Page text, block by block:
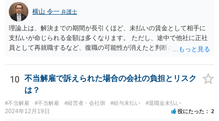
が必要となります。今回のケースのように、一度の会議資料の誤り程
度では、適法な解雇理由として認められることはまずありません。 ま
た、経歴詐称を理由とする解雇が有効になるのは、その詐称が「企業
の採用決定に重大な影響を与えるもの」と考えられています。今回の
ケースでは、過去２年の経歴が「業務委託」か「社員」かという点
は、過去２年間の業務内容自体を左右するものでなく、重大な詐称と
は判断されにくいでしょう。 そのため、いずれの理由も、適法な解雇
理由とすることは出来ないと考えます。 もっとも、上場を控えたベン
チャー企業とのことですし、社内のご事情については、顧問弁護士が
詳しく知るところと推察いたしますので、詳細は顧問弁護士の先生に
相談されるのがよろしいかと思います。
横山 令一 弁護士
理論上は、解決までの期間が長引くほど、未払いの賃金として相手に
支払いが命じられる金額は多くなります。 ただし、途中で他社に正社
員として再就職するなど、復職の可能性が消えたと判断されると、そ
また、生計を立てるためにアルバイトなどで代わりの収入を得ること
までは否定されませんが、その場合、一定割合を上限に代わりに得た
収入が未払いの賃金の金額から差し引かれることがあります。 そのた
め、必ずしも期間に比例するとは限らないことにご注意ください。 現
在の労働基準法の上では、賃金の請求権の消滅時効は３年間で、給料
日ごとに時効の起算が始まります。そのため、遅くとも、最初の未払
10
不当解雇で訴えられた場合の会社の負担とリスク
は？
#不当解雇 #不当解雇 #経営者・会社側 #給与未払い #退職金未払い
2024年12月19日 役にたった 2